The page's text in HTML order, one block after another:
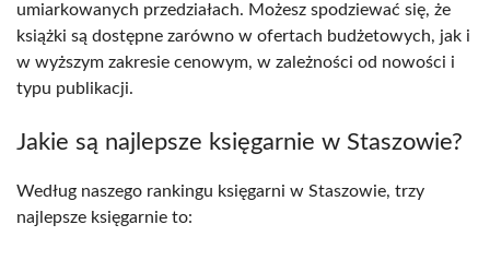
umiarkowanych przedziałach. Możesz spodziewać się, że
książki są dostępne zarówno w ofertach budżetowych, jak i
w wyższym zakresie cenowym, w zależności od nowości i
typu publikacji.
Jakie są najlepsze księgarnie w Staszowie?
Według naszego rankingu księgarni w Staszowie, trzy
najlepsze księgarnie to: